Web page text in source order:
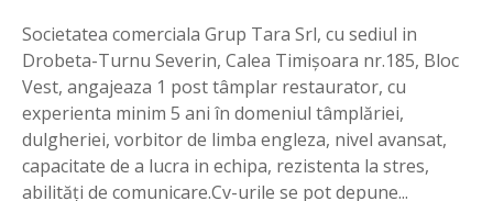
Societatea comerciala Grup Tara Srl, cu sediul in
Drobeta-Turnu Severin, Calea Timișoara nr.185, Bloc
Vest, angajeaza 1 post tâmplar restaurator, cu
experienta minim 5 ani în domeniul tâmplăriei,
dulgheriei, vorbitor de limba engleza, nivel avansat,
capacitate de a lucra in echipa, rezistenta la stres,
abilități de comunicare.Cv-urile se pot depune...